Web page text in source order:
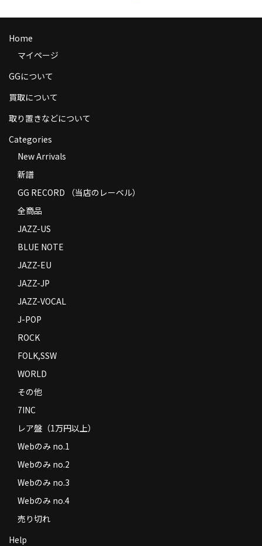
お支払い方法
返品
特定商取引法に基づく表示
Contact
Home
マイページ
GGについて
買取について
取り置きなどについて
Categories
New Arrivals
新譜
GG RECORD （当店のレーベル）
全商品
JAZZ-US
BLUE NOTE
JAZZ-EU
JAZZ-JP
JAZZ-VOCAL
J-POP
ROCK
FOLK,SSW
WORLD
その他
7INC
レア盤（1万円以上）
Webのみ no.1
Webのみ no.2
Webのみ no.3
Webのみ no.4
売り切れ
Help